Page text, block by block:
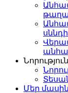
Մեր մասին